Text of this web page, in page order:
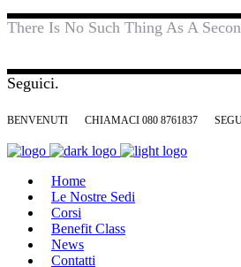
There Is No Such Thing As A
Seguici.
BENVENUTI CHIAMACI 080 8761837
Home
Le Nostre Sedi
Corsi
Benefit Class
News
Contatti